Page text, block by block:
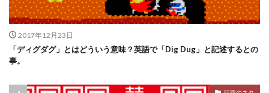
2017年12月23日
「ディグダグ」とはどういう意味？英語で「Dig Dug」と記述するとの
事。